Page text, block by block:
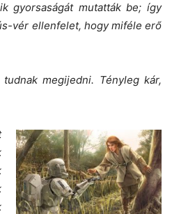
gyorsaságát mutatták be; így
vér ellenfelet, hogy miféle erő
megijedni. Tényleg kár,